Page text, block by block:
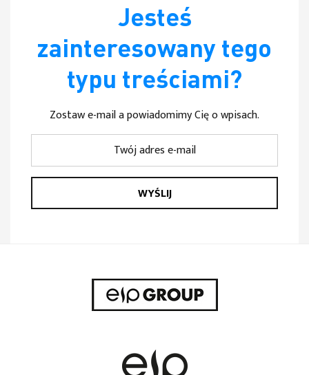
Jesteś
zainteresowany tego
typu treściami?
Zostaw e-mail a powiadomimy Cię o wpisach.
WYŚLIJ